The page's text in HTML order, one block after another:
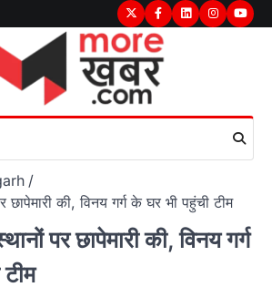
TwitterFacebook
LinkedInInstagram
की, विनय गर्ग के घर भी पहुंची टीम
पर छापेमारी की, विनय गर्ग